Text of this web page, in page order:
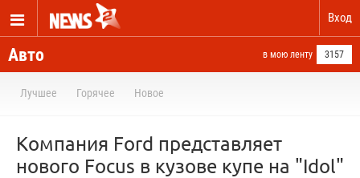
Вход
Авто в мою ленту 3157
Лучшее Горячее Новое
Компания Ford представляет
нового Focus в кузове купе на "Idol"